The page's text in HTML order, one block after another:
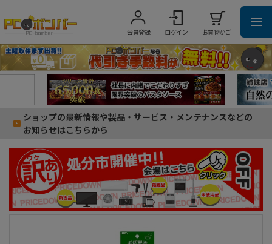
会員登録 ログイン お買物かご
ショップの最新情報や製品・サービス・メンテナンスなどの
お知らせはこちらから